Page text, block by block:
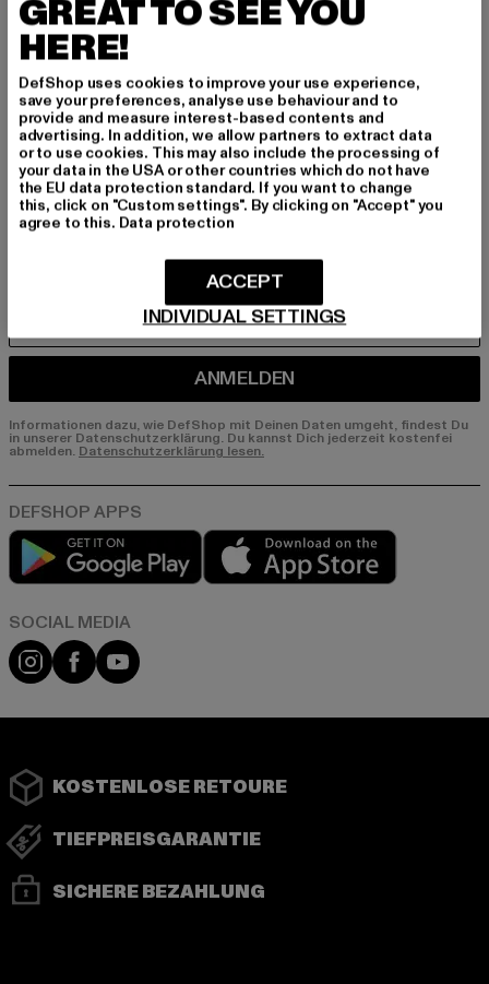
BEN!
Melde dich hier für unseren Newsletter an und
erhalte künftig Informationen über aktuelle Tre
nds, Angebote und Gutscheine von DefShop p
er E-Mail!
An welchen Produkten bist du interessiert?
E-MAIL
ANMELDEN
Informationen dazu, wie DefShop mit Deinen Daten umgeht, findest Du
in unserer Datenschutzerklärung. Du kannst Dich jederzeit kostenfei
abmelden. Datenschutzerklärung lesen.
Play market
Instagram
FacebookYouTube
KOSTENLOSE RETOURE
TIEFPREISGARANTIE
SICHERE BEZAHLUNG
GREAT TO SEE YOU
HERE!
DefShop uses cookies to improve your use experience,
save your preferences, analyse use behaviour and to
provide and measure interest-based contents and
advertising. In addition, we allow partners to extract data
or to use cookies. This may also include the processing of
your data in the USA or other countries which do not have
the EU data protection standard. If you want to change
this, click on "Custom settings". By clicking on "Accept" you
agree to this. Data protection
INDIVIDUAL SETTINGS
ACCEPT